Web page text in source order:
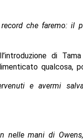
che faremo: il
di
qualcosa,
e avermi
nelle mani di